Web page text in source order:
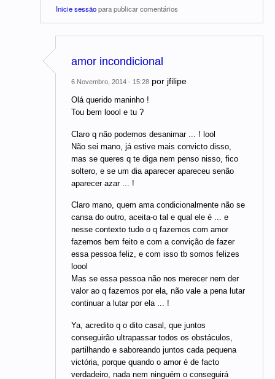
Inicie sessãopara publicar comentários
amor incondicional
6 Novembro, 2014 - 15:28 por jfilipe
Olá querido maninho !
Tou bem loool e tu ?
Claro q não podemos desanimar ... ! lool
Não sei mano, já estive mais convicto disso,
mas se queres q te diga nem penso nisso, fico
soltero, e se um dia aparecer apareceu senão
aparecer azar ... !
Claro mano, quem ama condicionalmente não se
cansa do outro, aceita-o tal e qual ele é ... e
nesse contexto tudo o q fazemos com amor
fazemos bem feito e com a convição de fazer
essa pessoa feliz, e com isso tb somos felizes
loool
Mas se essa pessoa não nos merecer nem der
valor ao q fazemos por ela, não vale a pena lutar
continuar a lutar por ela ... !
Ya, acredito q o dito casal, que juntos
conseguirão ultrapassar todos os obstáculos,
partilhando e saboreando juntos cada pequena
victória, porque quando o amor é de facto
verdadeiro, nada nem ninguém o conseguirá